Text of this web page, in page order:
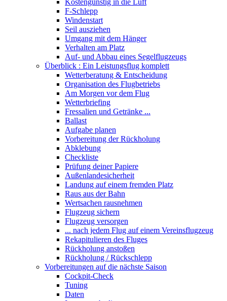
Kostengünstig in die Luft
F-Schlepp
Windenstart
Seil ausziehen
Umgang mit dem Hänger
Verhalten am Platz
Auf- und Abbau eines Segelflugzeugs
Überblick : Ein Leistungsflug komplett
Wetterberatung & Entscheidung
Organisation des Flugbetriebs
Am Morgen vor dem Flug
Wetterbriefing
Fressalien und Getränke ...
Ballast
Aufgabe planen
Vorbereitung der Rückholung
Abklebung
Checkliste
Prüfung deiner Papiere
Außenlandesicherheit
Landung auf einem fremden Platz
Raus aus der Bahn
Wertsachen rausnehmen
Flugzeug sichern
Flugzeug versorgen
... nach jedem Flug auf einem Vereinsflugzeug
Rekapitulieren des Fluges
Rückholung anstoßen
Rückholung / Rückschlepp
Vorbereitungen auf die nächste Saison
Cockpit-Check
Tuning
Daten